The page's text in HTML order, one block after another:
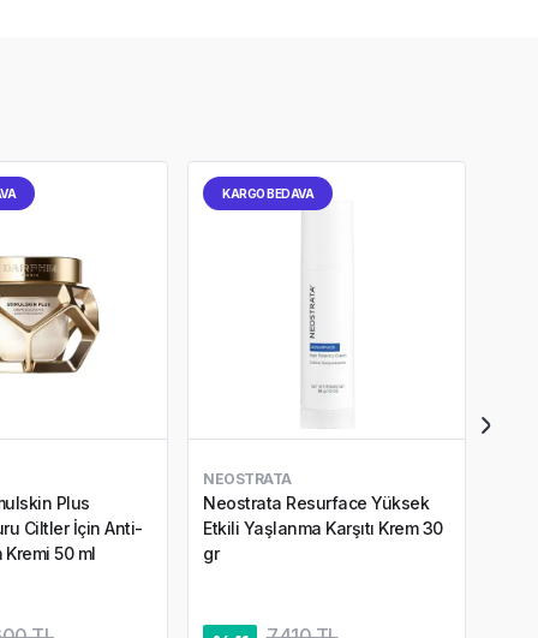
Plus
Ciltler İçin Anti-
Kremi 50 ml
KARGO BEDAVA
NEOSTRATA
Neostrata Resurface Yüksek
Etkili Yaşlanma Karşıtı Krem 30
gr